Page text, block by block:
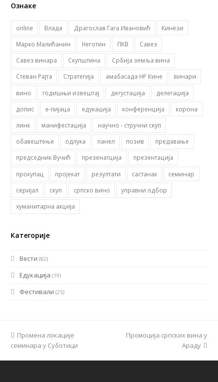
Ознаке
online Влада Драгослав Гага Ивановић
Кинези
Марко Малићанин
Неготин ПКВ
Савез
Савез винара
Скупштина
Србија земља вина
Стеван Рајта
Стратегија амабасада НР Кине
винари
вино
годишњи извештај дегустација
делегација
допис
е-пијаца едукација конференција
корона
линк
манифестација
научно - стручни скуп
обавештење
одлука панел позив
предавање
председник Вучић
презенатција
презентација
прокупац
пројекат резултати састанак
семинар
серијал
скуп српско вино
управни одбор
хуманитарна акција
Категорије
Вести (82)
Едукација (19)
Фестивали (25)
previous
post:
Промена локације
семинара у Суботици
next
Промоција српских вина у
Араду